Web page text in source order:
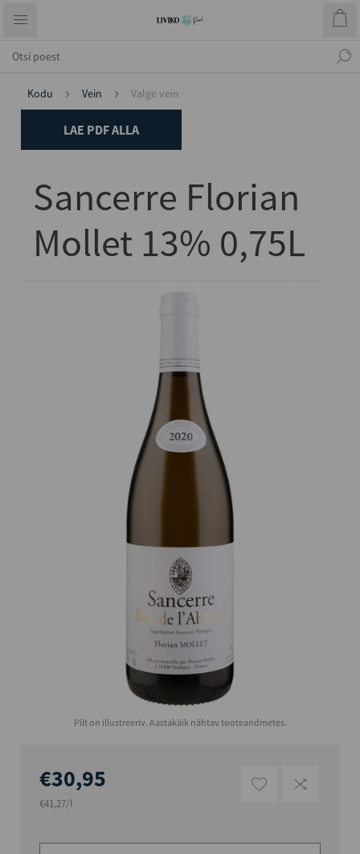
Kodu Vein Valge vein
LAE PDF ALLA
Sancerre Florian
Mollet 13% 0,75L
Pilt on illustreeriv. Aastakäik nähtav tooteandmetes.
€30,95
€41,27/l